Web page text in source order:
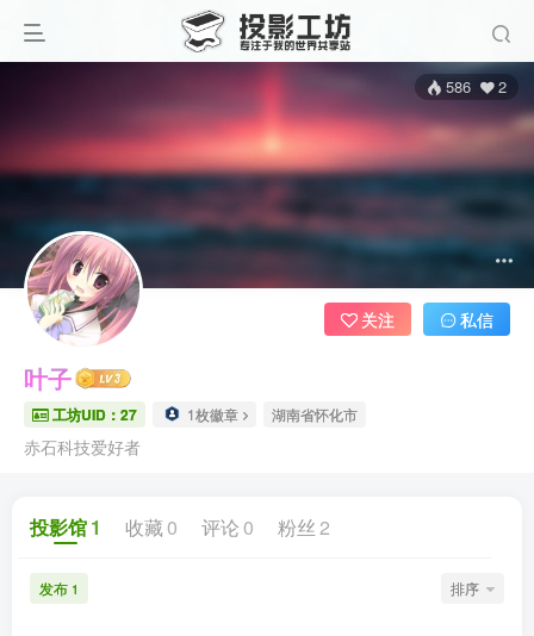
586 2
叶子
工坊UID：27 1枚徽章 湖南省怀化市
赤石科技爱好者
关注 私信
投影馆1 收藏 0 评论 0 粉丝 2
发布 1 排序